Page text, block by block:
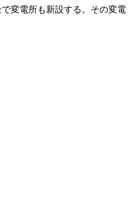
変電所も新設する。その変電